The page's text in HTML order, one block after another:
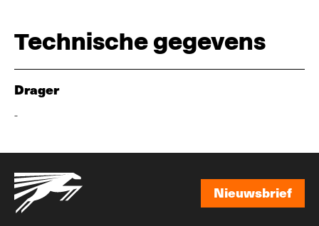
Technische gegevens
Drager
-
Nieuwsbrief